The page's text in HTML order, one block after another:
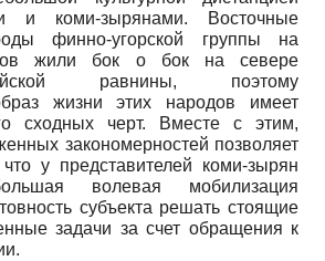
и коми-зырянами. Восточные
фин­но-угорской группы на
жили бок о бок на севере
равнины, поэтому
жизни этих народов имеет
сходных черт. Вместе с этим,
закономерностей позволяет
у представителей коми-зырян
волевая мобилизация
субъекта решать стоящие
задачи за счет обращения к